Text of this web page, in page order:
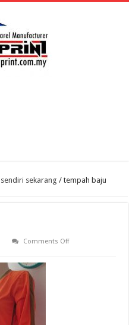
sekarang / tempah baju
Comments Offon